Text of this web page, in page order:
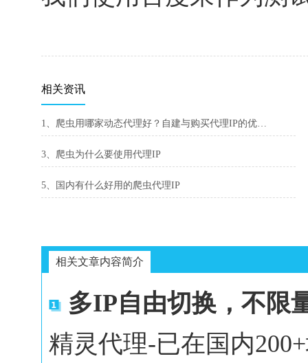
相关资讯
1、爬虫用哪家动态代理好？自建与购买代理IP的优劣势分析
3、爬虫为什么要使用代理IP
5、国内有什么好用的爬虫代理IP
相关文章内容简介
多IP自由切换，不限
精灵代理-已在国内